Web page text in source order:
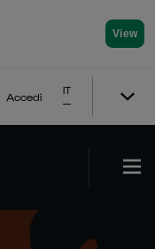
View
Accedi
IT